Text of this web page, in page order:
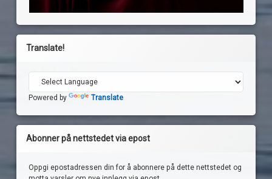
Translate!
Powered by Translate
Abonner på nettstedet via epost
Oppgi epostadressen din for å abonnere på dette nettstedet og